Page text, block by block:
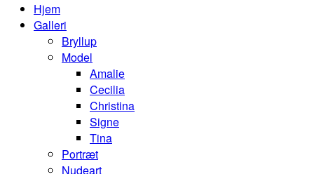
Hjem
Galleri
Bryllup
Model
Amalie
Cecilia
Christina
Signe
Tina
Portræt
Nudeart